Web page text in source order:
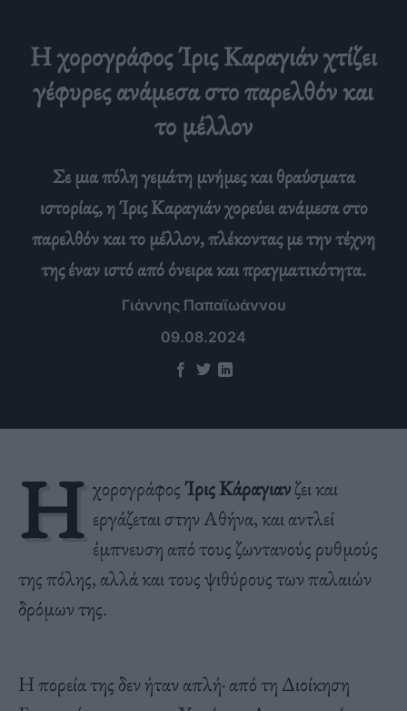
Η χορογράφος Ίρις Καραγιάν χτίζει
γέφυρες ανάμεσα στο παρελθόν και
το μέλλον
Σε μια πόλη γεμάτη μνήμες και θραύσματα
ιστορίας, η Ίρις Καραγιάν χορεύει ανάμεσα στο
παρελθόν και το μέλλον, πλέκοντας με την τέχνη
της έναν ιστό από όνειρα και πραγματικότητα.
Γιάννης Παπαϊωάννου
09.08.2024
Η χορογράφοςΊρις Κάραγιανζει και
εργάζεται στην Αθήνα, και αντλεί
έμπνευση από τους ζωντανούς ρυθμούς
της πόλης, αλλά και τους ψιθύρους των παλαιών
δρόμων της.
Η πορεία της δεν ήταν απλή· από τη Διοίκηση